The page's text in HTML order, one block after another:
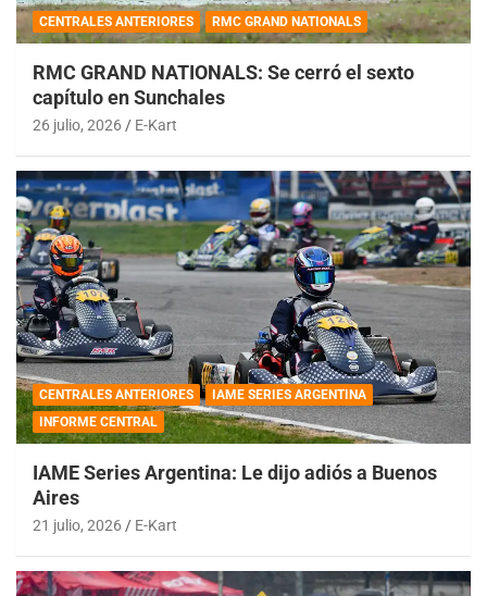
CENTRALES ANTERIORES RMC GRAND NATIONALS
RMC GRAND NATIONALS: Se cerró el sexto
capítulo en Sunchales
26 julio, 2026 E-Kart
CENTRALES ANTERIORES
IAME SERIES ARGENTINA
INFORME CENTRAL
IAME Series Argentina: Le dijo adiós a Buenos
Aires
21 julio, 2026 E-Kart